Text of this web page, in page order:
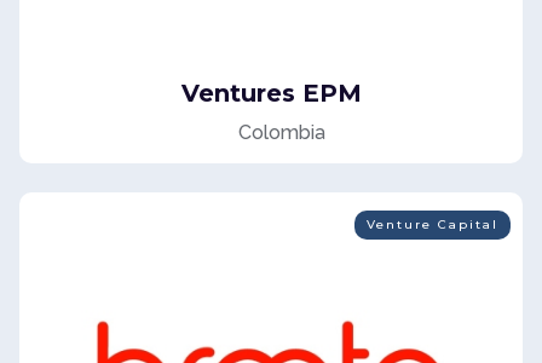
Ventures EPM
Colombia
Venture Capital